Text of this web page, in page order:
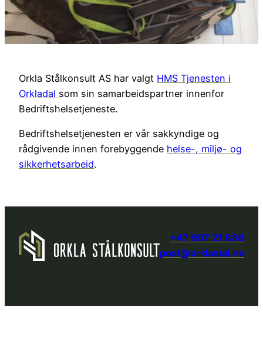
Orkla Stålkonsult AS har valgt HMS Tjenesten i
Orkladal som sin samarbeidspartner innenfor
Bedriftshelsetjeneste.
Bedriftshelsetjenesten er vår sakkyndige og
rådgivende innen forebyggende helse-, miljø- og
sikkerhetsarbeid.
+47 907 21 838
post@orklastal.no